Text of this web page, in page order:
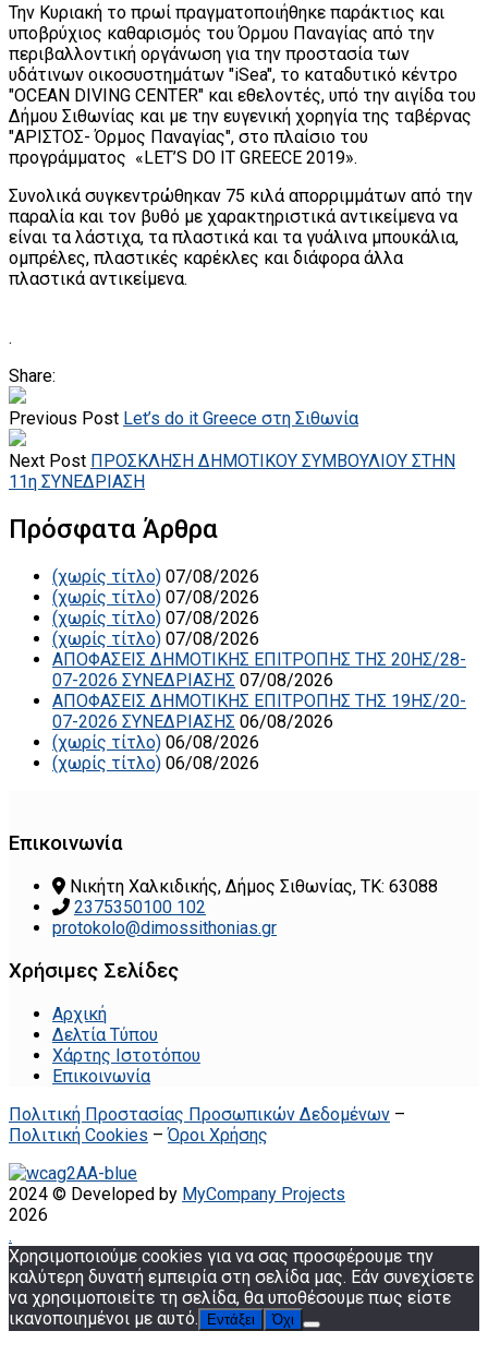
Την Κυριακή το πρωί πραγματοποιήθηκε παράκτιος και
υποβρύχιος καθαρισμός του Όρμου Παναγίας από την
περιβαλλοντική οργάνωση για την προστασία των
υδάτινων οικοσυστημάτων "iSea", το καταδυτικό κέντρο
"OCEAN DIVING CENTER" και εθελοντές, υπό την αιγίδα του
Δήμου Σιθωνίας και με την ευγενική χορηγία της ταβέρνας
"ΑΡΙΣΤΟΣ- Όρμος Παναγίας", στο πλαίσιο του
προγράμματος «LET’S DO IT GREECE 2019».
Συνολικά συγκεντρώθηκαν 75 κιλά απορριμμάτων από την
παραλία και τον βυθό με χαρακτηριστικά αντικείμενα να
είναι τα λάστιχα, τα πλαστικά και τα γυάλινα μπουκάλια,
ομπρέλες, πλαστικές καρέκλες και διάφορα άλλα
πλαστικά αντικείμενα.
.
Share:
Previous Post Let’s do it Greece στη Σιθωνία
Next Post ΠΡΟΣΚΛΗΣΗ ΔΗΜΟΤΙΚΟΥ ΣΥΜΒΟΥΛΙΟΥ ΣΤΗΝ
11η ΣΥΝΕΔΡΙΑΣΗ
Πρόσφατα Άρθρα
(χωρίς τίτλο) 07/08/2026
(χωρίς τίτλο) 07/08/2026
(χωρίς τίτλο) 07/08/2026
(χωρίς τίτλο) 07/08/2026
ΑΠΟΦΑΣΕΙΣ ΔΗΜΟΤΙΚΗΣ ΕΠΙΤΡΟΠΗΣ ΤΗΣ 20ΗΣ/28-
07-2026 ΣΥΝΕΔΡΙΑΣΗΣ 07/08/2026
ΑΠΟΦΑΣΕΙΣ ΔΗΜΟΤΙΚΗΣ ΕΠΙΤΡΟΠΗΣ ΤΗΣ 19ΗΣ/20-
07-2026 ΣΥΝΕΔΡΙΑΣΗΣ 06/08/2026
(χωρίς τίτλο) 06/08/2026
(χωρίς τίτλο) 06/08/2026
Επικοινωνία
Νικήτη Χαλκιδικής, Δήμος Σιθωνίας, ΤΚ: 63088
2375350100 102
protokolo@dimossithonias.gr
Χρήσιμες Σελίδες
Αρχική
Δελτία Τύπου
Χάρτης Ιστοτόπου
Επικοινωνία
Πολιτική Προστασίας Προσωπικών Δεδομένων –
Πολιτική Cookies –Όροι Χρήσης
2024 © Developed by MyCompany Projects
2026
.
Χρησιμοποιούμε cookies για να σας προσφέρουμε την
καλύτερη δυνατή εμπειρία στη σελίδα μας. Εάν συνεχίσετε
να χρησιμοποιείτε τη σελίδα, θα υποθέσουμε πως είστε
ικανοποιημένοι με αυτό.
Εντάξει Όχι